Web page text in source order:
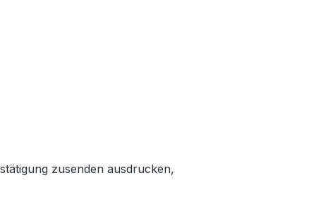
zusenden ausdrucken,